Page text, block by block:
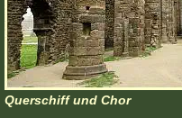
Querschiff und Chor